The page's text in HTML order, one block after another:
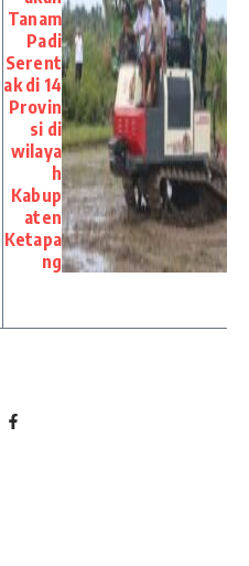
Tanam
Padi
Serent
ak di 14
Provin
si di
wilaya
h
Kabup
aten
Ketapa
ng